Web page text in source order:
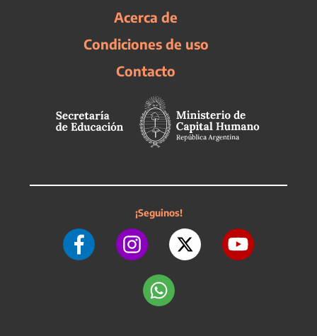
Acerca de
Condiciones de uso
Contacto
¡Seguinos!